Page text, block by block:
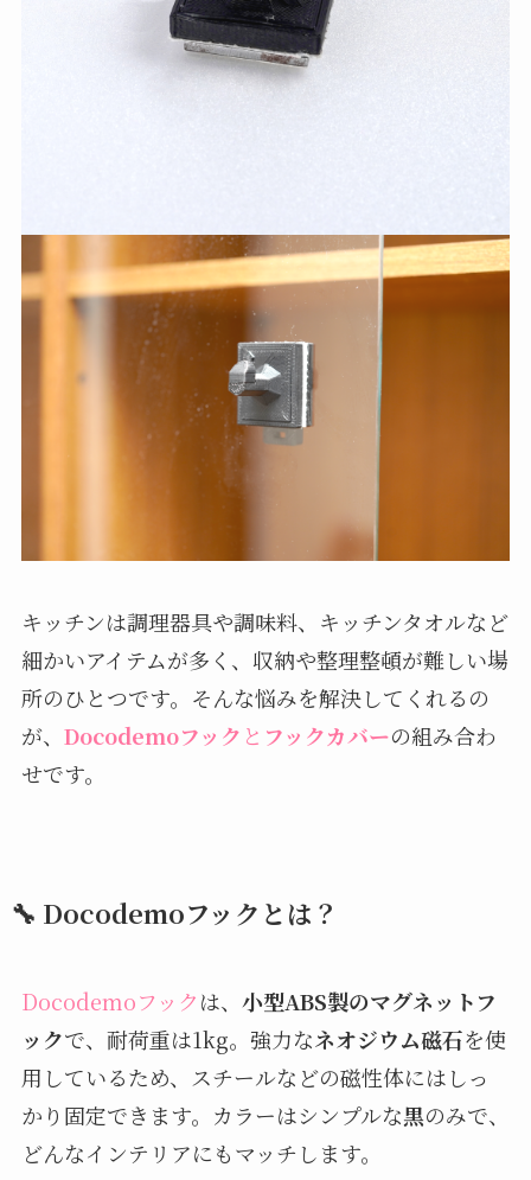
キッチンは調理器具や調味料、キッチンタオルなど
細かいアイテムが多く、収納や整理整頓が難しい場
所のひとつです。そんな悩みを解決してくれるの
が、 Docodemoフック と フックカバーの組み合わ
せです。
🔧 Docodemoフックとは？
Docodemoフックは、 小型ABS製のマグネットフ
ックで、耐荷重は1kg。強力なネオジウム磁石を使
用しているため、スチールなどの磁性体にはしっ
かり固定できます。カラーはシンプルな黒のみで、
どんなインテリアにもマッチします。